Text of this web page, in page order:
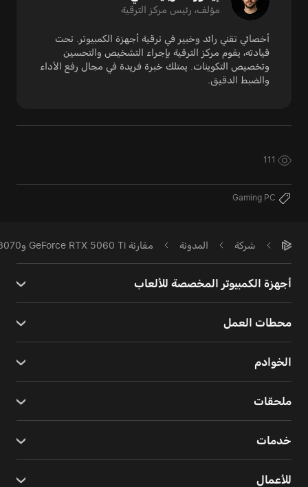
مؤلف، رئيس مركز الترقية
أخصائي تقني رائد وخبير في ترقية أجهزة الكمبيوتر. تحت
قيادته، يقوم مركز الترقية بإجراء التشخيص والتحسين
وتخصيص التكوينات. يمتلك خبرة فريدة في مجال رفع الأداء
والضبط الدقيق.
111
Gaming PC
شركة المدونة مقارنة GeForce RTX 5060 Ti وGeForce RTX 3070
أجهزة الكمبيوتر المخصصة للألعاب
محطات العمل
الخوادم
ملحقات
خدمات
للأعمال